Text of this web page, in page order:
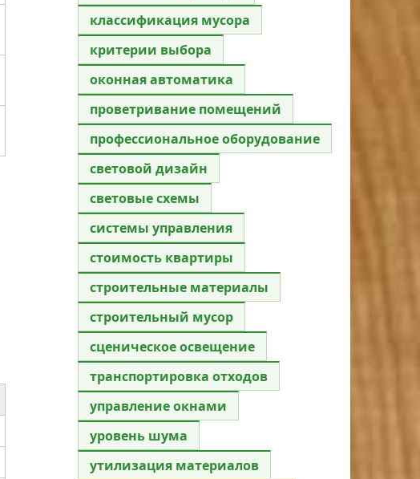
классификация мусора
критерии выбора
оконная автоматика
проветривание помещений
профессиональное оборудование
световой дизайн
световые схемы
системы управления
стоимость квартиры
строительные материалы
строительный мусор
сценическое освещение
транспортировка отходов
управление окнами
уровень шума
утилизация материалов